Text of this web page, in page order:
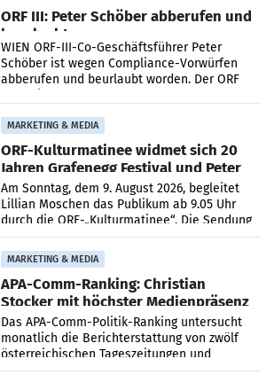
ORF III: Peter Schöber abberufen und
beurlaubt
WIEN ORF-III-Co-Geschäftsführer Peter
Schöber ist wegen Compliance-Vorwürfen
abberufen und beurlaubt worden. Der ORF
MARKETING & MEDIA
ORF-Kulturmatinee widmet sich 20
Jahren Grafenegg Festival und Peter
Simonischek
Am Sonntag, dem 9. August 2026, begleitet
Lillian Moschen das Publikum ab 9.05 Uhr
durch die ORF-„Kulturmatinee“. Die Sendung
startet mit der Dokumentation „20 Jahre
Grafenegg
MARKETING & MEDIA
APA-Comm-Ranking: Christian
Stocker mit höchster Medienpräsenz
im Juli
Das APA-Comm-Politik-Ranking untersucht
monatlich die Berichterstattung von zwölf
österreichischen Tageszeitungen und
analysiert, welche Politikerinnen und